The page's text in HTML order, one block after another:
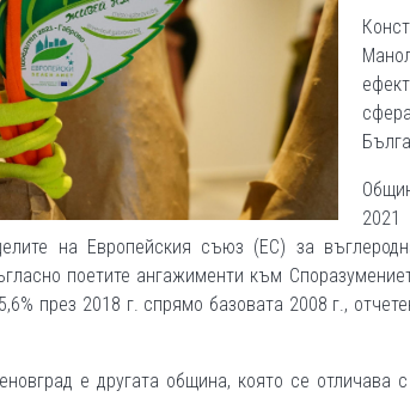
на Европейския съюз (ЕС) за
поетите ангажименти към
през 2018 г. спрямо базовата 2008 г.,
е другата община, която се отличава